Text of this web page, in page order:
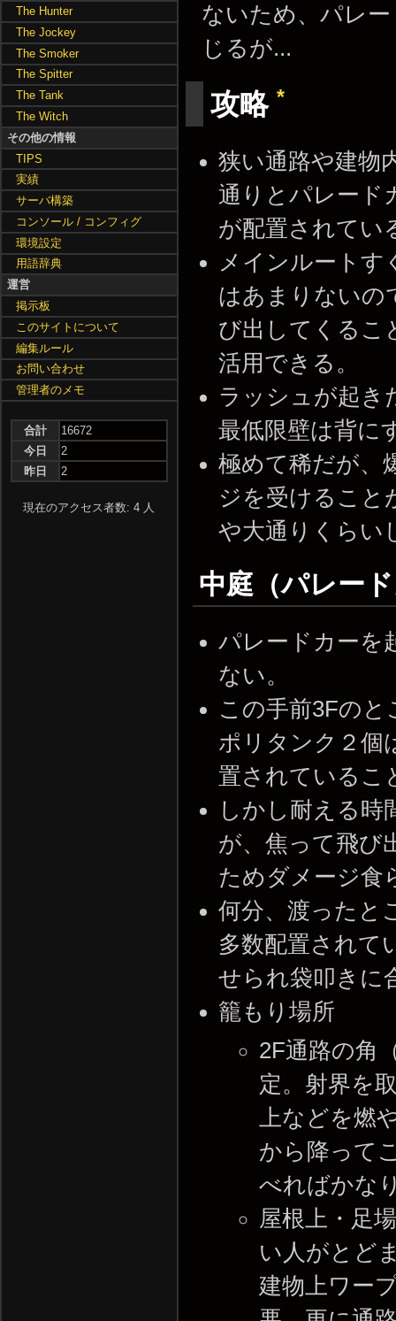
ないため、パレ
じるが...
攻略 *
狭い通路や建物
通りとパレード
が配置されてい
メインルートす
はあまりないの
び出してくるこ
活用できる。
ラッシュが起き
最低限壁は背に
極めて稀だが、
ジを受けること
や大通りくらい
中庭（パレー
パレードカーを
ない。
この手前3Fの
ポリタンク２個
置されているこ
しかし耐える時
が、焦って飛び
ためダメージ食
何分、渡ったと
多数配置されて
せられ袋叩きに
籠もり場所
2F通路の角
定。射界を
上などを燃
から降って
べればかな
屋根上・足
い人がとど
建物上ワー
The Hunter
The Jockey
The Smoker
The Spitter
The Tank
The Witch
その他の情報
TIPS
実績
サーバ構築
コンソール / コンフィグ
環境設定
用語辞典
運営
掲示板
このサイトについて
編集ルール
お問い合わせ
管理者のメモ
合計
16672
今日
2
昨日
2
現在のアクセス者数: 4 人